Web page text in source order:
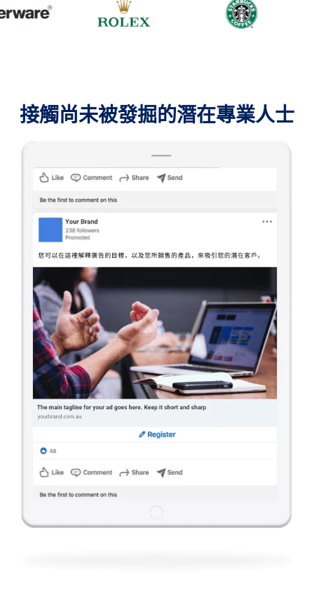
接觸尚未被發掘的潛在專業人士